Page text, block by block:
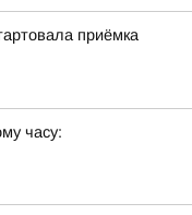
приёмка
часу: